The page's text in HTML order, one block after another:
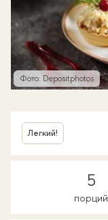
Фото: Depositphotos
Легкий!
5
порций